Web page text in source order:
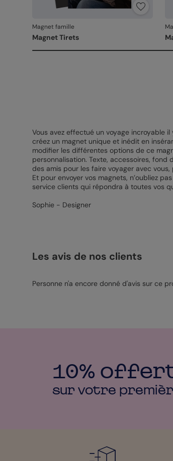
Magnet famille
Magnet Tirets
Vous avez effectué un voyage incroyable
créez un magnet unique et inédit en
modifier les différentes options de ce
personnalisation. Texte, accessoires, fond
des amis pour les faire voyager avec
Et pour envoyer vos magnets, n’oubliez
service clients qui répondra à toutes vos
Sophie - Designer
Les avis de nos clients
Personne n'a encore donné d'avis sur ce
10%
sur votre